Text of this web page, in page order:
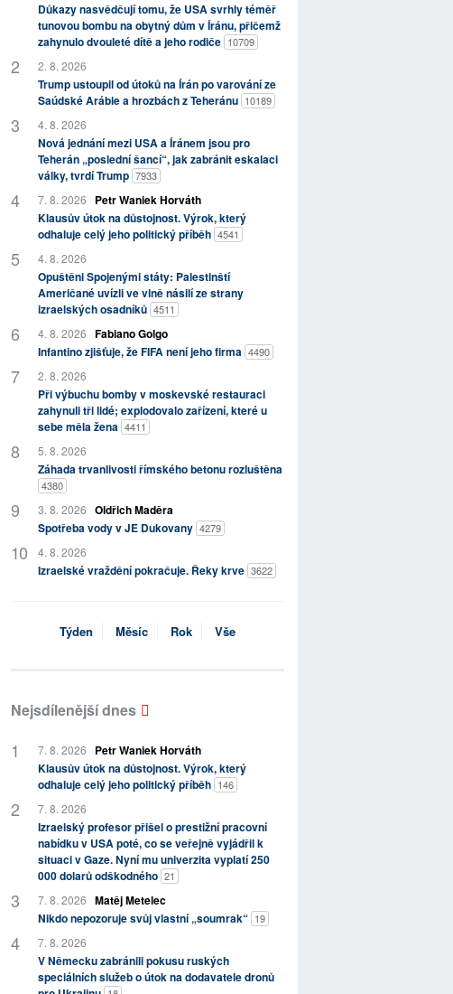
Důkazy nasvědčují tomu, že USA svrhly téměř
tunovou bombu na obytný dům v Íránu, přičemž
zahynulo dvouleté dítě a jeho rodiče 10709
2. 8. 2026
Trump ustoupil od útoků na Írán po varování ze
Saúdské Arábie a hrozbách z Teheránu 10189
4. 8. 2026
Nová jednání mezi USA a Íránem jsou pro
Teherán „poslední šancí“, jak zabránit eskalaci
války, tvrdí Trump 7933
7. 8. 2026
Petr Waniek Horváth
Klausův útok na důstojnost. Výrok, který
odhaluje celý jeho politický příběh 4541
4. 8. 2026
Opuštěni Spojenými státy: Palestinští
Američané uvízli ve vlně násilí ze strany
izraelských osadníků 4511
4. 8. 2026 Fabiano Golgo
Infantino zjišťuje, že FIFA není jeho firma 4490
2. 8. 2026
Při výbuchu bomby v moskevské restauraci
zahynuli tři lidé; explodovalo zařízení, které u
sebe měla žena 4411
5. 8. 2026
Záhada trvanlivosti římského betonu rozluštěna
4380
3. 8. 2026 Oldřich Maděra
Spotřeba vody v JE Dukovany 4279
4. 8. 2026
Izraelské vraždění pokračuje. Řeky krve 3622
Týden Měsíc Rok Vše
Nejsdílenější dnes
7. 8. 2026
Petr Waniek Horváth
Klausův útok na důstojnost. Výrok, který
odhaluje celý jeho politický příběh 146
7. 8. 2026
Izraelský profesor přišel o prestižní pracovní
nabídku v USA poté, co se veřejně vyjádřil k
situaci v Gaze. Nyní mu univerzita vyplatí 250
000 dolarů odškodného 21
7. 8. 2026 Matěj Metelec
Nikdo nepozoruje svůj vlastní „soumrak“ 19
7. 8. 2026
V Německu zabránili pokusu ruských
speciálních služeb o útok na dodavatele dronů